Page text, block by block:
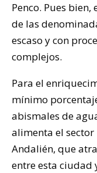
Penco. Pues
de las
escaso y con
complejos.
Para el
mínimo
abismales de
alimenta el
Andalién, que
entre esta ciudad